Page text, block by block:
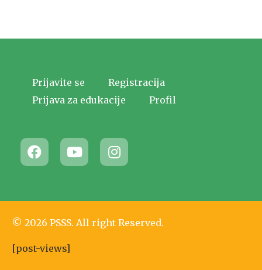
Prijavite se
Registracija
Prijava za edukacije
Profil
© 2026 PSSS. All right Reserved.
[post-views]